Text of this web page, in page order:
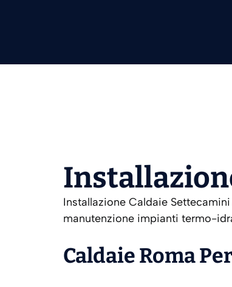
Installazione Caldaie
manutenzione impianti termo-
Caldaie Roma